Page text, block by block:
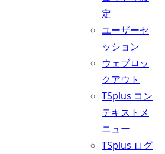
定
ユーザーセ
ッション
ウェブロッ
クアウト
TSplus コン
テキストメ
ニュー
TSplus ログ